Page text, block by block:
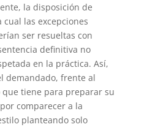
la disposición de
cual las excepciones
ser resueltas con
definitiva no
en la práctica. Así,
demandado, frente al
que tiene para preparar su
comparecer a la
planteando solo